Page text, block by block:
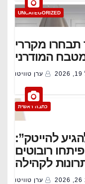
UNCATEGORIZED
תבחרו מקררי
המודרני
ערן טוויטו
כתבה ראשית
להייטק”:
רובוטים
לקהילה
ערן טוויטו